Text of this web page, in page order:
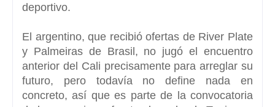
deportivo.
El argentino, que recibió ofertas deRiver Plate
y Palmeiras de Brasil, no jugó el encuentro
anterior del Cali precisamente para arreglar su
futuro, pero todavía no define nada en
concreto, así que es parte de la convocatoria